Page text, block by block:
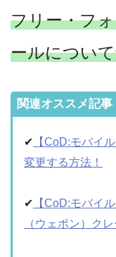
フリー・フ
ールについ
関連オススメ記事
✔︎ 【CoD:モバイ
変更する方法！
✔︎ 【CoD:モバイ
（ウェポン）ク